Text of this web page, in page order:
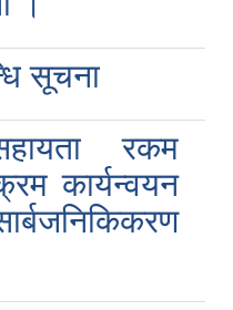
सूचना
रकम
कार्यन्वयन